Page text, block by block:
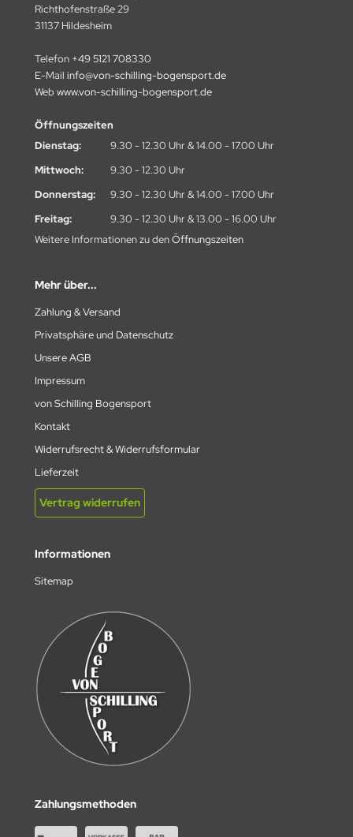
Richthofenstraße 29
31137 Hildesheim
Telefon +49 5121 708330
E-Mail info@von-schilling-bogensport.de
Web www.von-schilling-bogensport.de
Öffnungszeiten
Dienstag:
9.30 - 12.30 Uhr & 14.00 - 17.00 Uhr
Mittwoch:
9.30 - 12.30 Uhr
Donnerstag:
9.30 - 12.30 Uhr & 14.00 - 17.00 Uhr
Freitag:
9.30 - 12.30 Uhr & 13.00 - 16.00 Uhr
Weitere Informationen zu denÖffnungszeiten
Mehr über...
Zahlung & Versand
Privatsphäre und Datenschutz
Unsere AGB
Impressum
von Schilling Bogensport
Kontakt
Widerrufsrecht & Widerrufsformular
Lieferzeit
Vertrag widerrufen
Informationen
Sitemap
Zahlungsmethoden